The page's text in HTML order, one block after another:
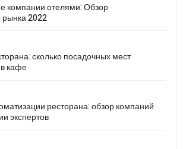
компании отелями: Обзор
рынка 2022
сколько посадочных мест
кафе
ресторана: обзор компаний
экспертов